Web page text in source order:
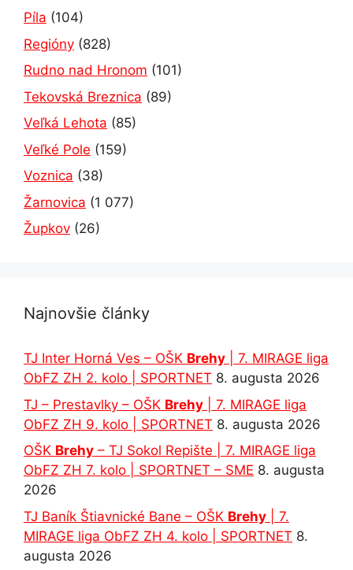
Píla (104)
Regióny (828)
Rudno nad Hronom (101)
Tekovská Breznica (89)
Veľká Lehota (85)
Veľké Pole (159)
Voznica (38)
Žarnovica (1 077)
Župkov (26)
Najnovšie články
TJ Inter Horná Ves – OŠK Brehy | 7. MIRAGE liga
ObFZ ZH 2. kolo | SPORTNET 8. augusta 2026
TJ – Prestavlky – OŠK Brehy | 7. MIRAGE liga
ObFZ ZH 9. kolo | SPORTNET 8. augusta 2026
OŠK Brehy – TJ Sokol Repište | 7. MIRAGE liga
ObFZ ZH 7. kolo | SPORTNET – SME 8. augusta
2026
TJ Baník Štiavnické Bane – OŠK Brehy | 7.
MIRAGE liga ObFZ ZH 4. kolo | SPORTNET 8.
augusta 2026